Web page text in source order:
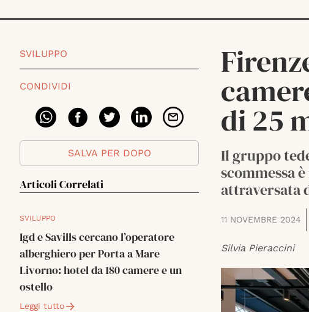
SVILUPPO
CONDIVIDI
SALVA PER DOPO
Articoli Correlati
SVILUPPO
Igd e Savills cercano l’operatore
alberghiero per Porta a Mare
Livorno: hotel da 180 camere e un
ostello
Leggi tutto
di 25
Il gruppo
scommessa
attraversata
11 NOVEMBRE 2024
Silvia Pieraccini